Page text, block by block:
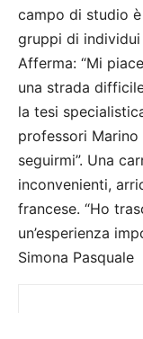
campo di studio
gruppi di
Afferma: “Mi
una strada
la tesi
professori
seguirmi”. Una
inconvenienti,
francese. “Ho
un’esperienza
Simona Pasquale